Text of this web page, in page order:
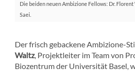
Die beiden neuen Ambizione Fellows: Dr.
Saei.
Der frisch gebackene Ambizione-
Waltz, Projektleiter im Team von
Biozentrum der Universität Basel,